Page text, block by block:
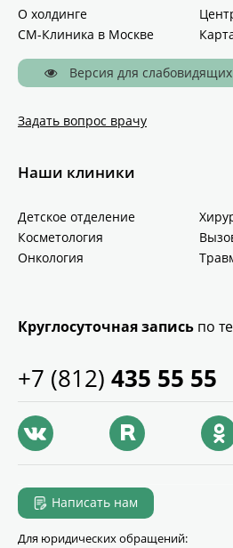
О холдинге
СМ-Клиника в Москве
Версия для слабовидящих
Задать вопрос врачу
Наши клиники
Детское отделение
Косметология
Онкология
Круглосуточная запись по
+7 (812) 435 55 55
Написать нам
Для юридических обращений: